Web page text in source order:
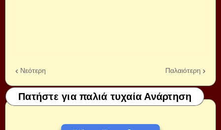
Νεότερη Παλαιότερη
Πατήστε για παλιά τυχαία Ανάρτηση